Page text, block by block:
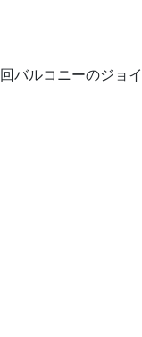
バルコニーのジョ